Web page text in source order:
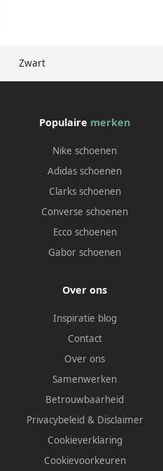
Zwart
Populaire merken
Nike schoenen
Adidas schoenen
Clarks schoenen
Converse schoenen
Ecco schoenen
Gabor schoenen
Over ons
Inspiratie blog
Contact
Over ons
Samenwerken
Betrouwbaarheid
Privacybeleid & Disclaimer
Cookieverklaring
Cookievoorkeuren